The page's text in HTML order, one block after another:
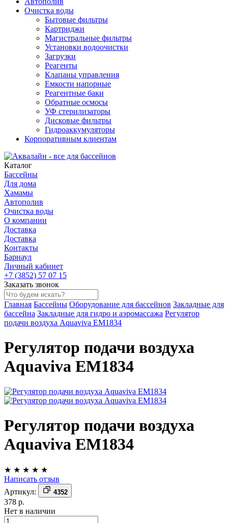
Очистка воды
Бытовые фильтры
Картриджи
Магистральные фильтры
Установки водоочистки
Загрузки
Реагенты
Клапаны управления
Емкости напорные
Реагентные баки
Обратные осмосы
УФ стерилизаторы
Дисковые фильтры
Гидроаккумуляторы
Корпоративным клиентам
Каталог
Бассейны
Для дома
Хамамы
Автополив
Очистка воды
О компании
Доставка
Доставка
Контакты
Барнаул
Личный кабинет
+7 (3852) 57 07 15
Заказать звонок
Главная Бассейны Оборудование для бассейнов Закладные для
бассейна Закладные для гидро и аэромассажа Регулятор
подачи воздуха Aquaviva EM1834
Регулятор подачи воздуха
Aquaviva EM1834
Регулятор подачи воздуха
Aquaviva EM1834
★ ★ ★ ★ ★
Написать отзыв
Артикул:
4352
378 р.
Нет в наличии